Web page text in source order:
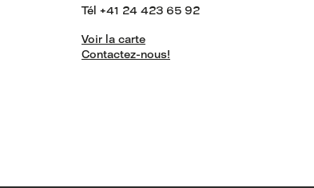
Tél +41 24 423 65 92
Voir la carte
Contactez-nous!